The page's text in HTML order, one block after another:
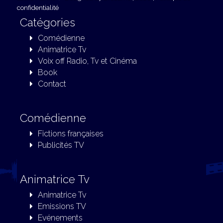
Une famille pour deux
confidentialité
Catégories
Comédienne
Animatrice Tv
Voix off Radio, Tv et Cinéma
Book
Contact
Comédienne
Fictions françaises
Publicités TV
Animatrice Tv
Animatrice Tv
Emissions TV
Evénements